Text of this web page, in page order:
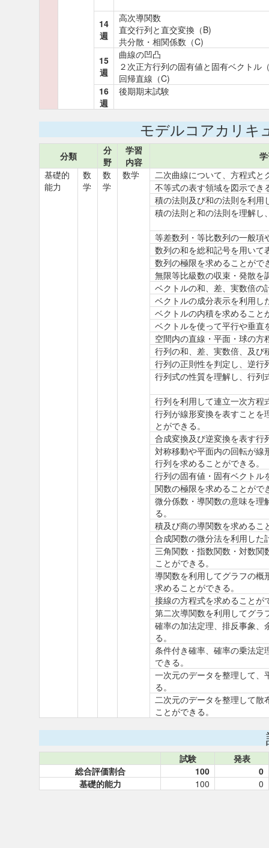
14
週
高次導関数
直交行列と直交変換（B)
共分散・相関係数（C)
15
週
曲線の凹凸
２次正方行列の固有値と固有ベクトル
回帰直線（C)
16
週
後期期末試験
モデルコアカリキ
分類
分
野
学習
内容
基礎的
能力
数
学
数
学
数学
二次曲線について、方程式
不等式の表す領域を図示でき
積の法則及び和の法則を利用
積の法則と和の法則を理解し
等差数列・等比数列の一般項
数列の和を総和記号を用いて
数列の極限を求めることがで
無限等比級数の収束・発散を
ベクトルの和、差、実数倍の
ベクトルの成分表示を利用し
ベクトルの内積を求めること
ベクトルを使って平行や垂直
空間内の直線・平面・球の
行列の和、差、実数倍、及び
行列の正則性を判定し、逆行
行列式の性質を理解し、行列
行列を利用して連立一次方程
行列が線形変換を表すことを
とができる。
合成変換及び逆変換を表す行
対称移動や平面内の回転が線
行列を求めることができる。
行列の固有値・固有ベクトル
関数の極限を求めることがで
微分係数・導関数の意味を理
る。
積及び商の導関数を求めるこ
合成関数の微分法を利用した
三角関数・指数関数・対数関
ことができる。
導関数を利用してグラフの概
求めることができる。
接線の方程式を求めることが
第二次導関数を利用してグラ
確率の加法定理、排反事象、
る。
条件付き確率、確率の乗法定
できる。
一次元のデータを整理して、
る。
二次元のデータを整理して散
ことができる。
試験
発表
総合評価割合
100
0
基礎的能力
100 0